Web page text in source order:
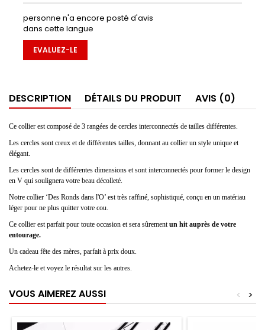
personne n'a encore posté d'avis
dans cette langue
EVALUEZ-LE
DESCRIPTION DÉTAILS DU PRODUIT AVIS (0)
Ce collier est composé de 3 rangées de cercles interconnectés de tailles différentes.
Les cercles sont creux et de différentes tailles, donnant au collier un style unique et
élégant.
Les cercles sont de différentes dimensions et sont interconnectés pour former le design
en V qui soulignera votre beau décolleté.
Notre collier ‘Des Ronds dans l'O’ est très raffiné, sophistiqué, conçu en un matériau
léger pour ne plus quitter votre cou.
Ce collier est parfait pour toute occasion et sera sûrementun hit auprès de votre
entourage.
Un cadeau fête des mères, parfait à prix doux.
Achetez-le et voyez le résultat sur les autres.
VOUS AIMEREZ AUSSI >
<